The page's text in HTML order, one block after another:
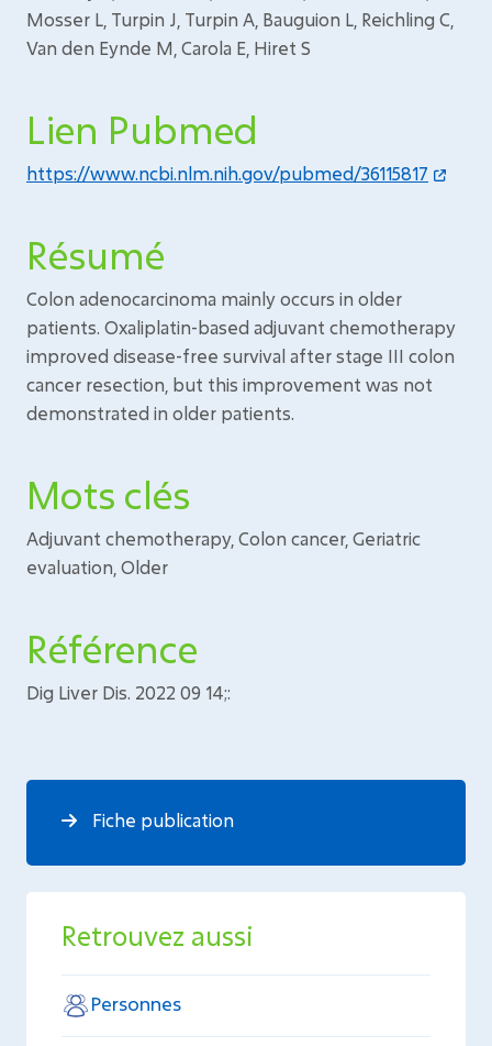
Mosser L, Turpin J, Turpin A, Bauguion L, Reichling C,
Van den Eynde M, Carola E, Hiret S
Lien Pubmed
https://www.ncbi.nlm.nih.gov/pubmed/36115817
Résumé
Colon adenocarcinoma mainly occurs in older
patients. Oxaliplatin-based adjuvant chemotherapy
improved disease-free survival after stage III colon
cancer resection, but this improvement was not
demonstrated in older patients.
Mots clés
Adjuvant chemotherapy, Colon cancer, Geriatric
evaluation, Older
Référence
Dig Liver Dis. 2022 09 14;:
Fiche publication
Retrouvez aussi
Personnes